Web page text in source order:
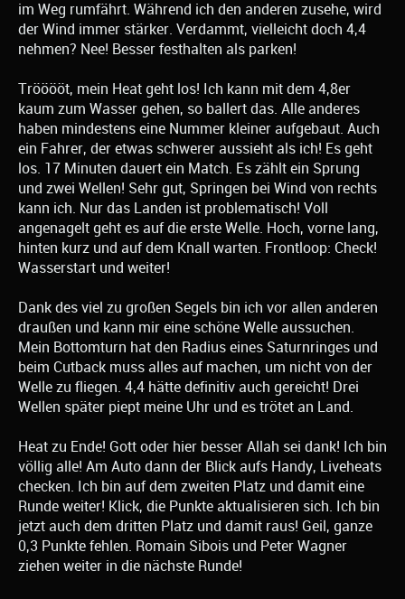
im Weg rumfährt. Während ich den anderen zusehe, wird
der Wind immer stärker. Verdammt, vielleicht doch 4,4
nehmen? Nee! Besser festhalten als parken!
Trööööt, mein Heat geht los! Ich kann mit dem 4,8er
kaum zum Wasser gehen, so ballert das. Alle anderes
haben mindestens eine Nummer kleiner aufgebaut. Auch
ein Fahrer, der etwas schwerer aussieht als ich! Es geht
los. 17 Minuten dauert ein Match. Es zählt ein Sprung
und zwei Wellen! Sehr gut, Springen bei Wind von rechts
kann ich. Nur das Landen ist problematisch! Voll
angenagelt geht es auf die erste Welle. Hoch, vorne lang,
hinten kurz und auf dem Knall warten. Frontloop: Check!
Wasserstart und weiter!
Dank des viel zu großen Segels bin ich vor allen anderen
draußen und kann mir eine schöne Welle aussuchen.
Mein Bottomturn hat den Radius eines Saturnringes und
beim Cutback muss alles auf machen, um nicht von der
Welle zu fliegen. 4,4 hätte definitiv auch gereicht! Drei
Wellen später piept meine Uhr und es trötet an Land.
Heat zu Ende! Gott oder hier besser Allah sei dank! Ich bin
völlig alle! Am Auto dann der Blick aufs Handy, Liveheats
checken. Ich bin auf dem zweiten Platz und damit eine
Runde weiter! Klick, die Punkte aktualisieren sich. Ich bin
jetzt auch dem dritten Platz und damit raus! Geil, ganze
0,3 Punkte fehlen. Romain Sibois und Peter Wagner
ziehen weiter in die nächste Runde!